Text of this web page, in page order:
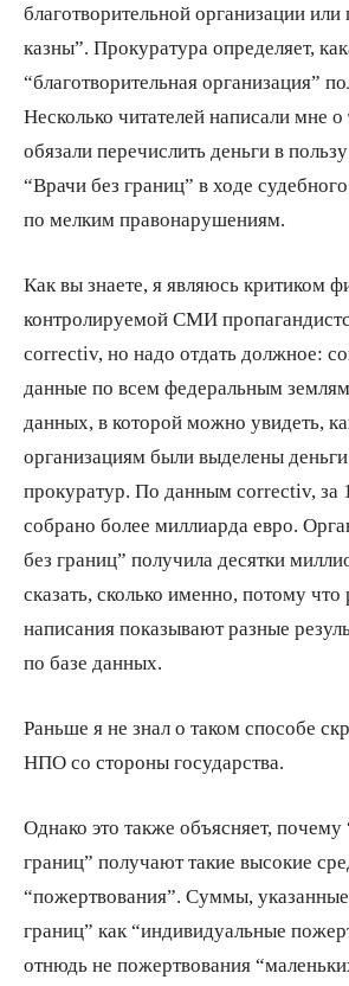
благотворительной организации или
казны”. Прокуратура определяет,
“благотворительная организация”
Несколько читателей написали мне о
обязали перечислить деньги в
“Врачи без границ” в ходе
по мелким правонарушениям.
Как вы знаете, я являюсь критиком
контролируемой СМИ
correctiv, но надо отдать должное:
данные по всем федеральным
данных, в которой можно увидеть,
организациям были выделены
прокуратур. По данным correctiv, за
собрано более миллиарда евро.
без границ” получила десятки
сказать, сколько именно, потому что
написания показывают разные
по базе данных.
Раньше я не знал о таком способе
НПО со стороны государства.
Однако это также объясняет, почему
границ” получают такие высокие
“пожертвования”. Суммы,
границ” как “индивидуальные
отнюдь не пожертвования